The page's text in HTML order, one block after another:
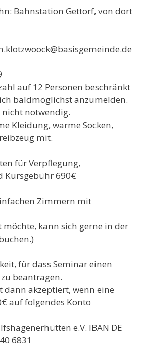
Bahnstation Gettorf, von dort
auf 12 Personen beschränkt
baldmöglichst anzumelden.
notwendig.
Kleidung, warme Socken,
mit.
für Verpflegung,
Kursgebühr 690€
Zimmern mit
kann sich gerne in der
für dass Seminar einen
beantragen.
dann akzeptiert, wenn eine
auf folgendes Konto
e.V. IBAN DE
6831